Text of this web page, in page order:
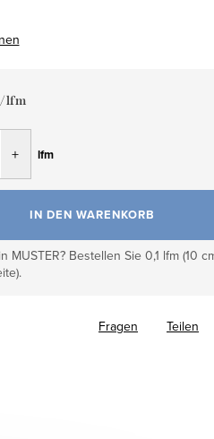
/ lfm
lfm
IN DEN WARENKORB
MUSTER? Bestellen Sie 0,1 lfm (10
Fragen Teilen